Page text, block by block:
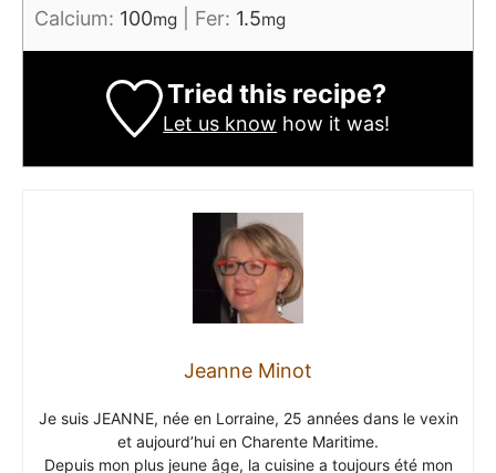
Calcium: 100mg Fer: 1.5mg
Tried this recipe?
Let us know how it was!
Jeanne Minot
Je suis JEANNE, née en Lorraine, 25 années dans le vexin
et aujourd’hui en Charente Maritime.
Depuis mon plus jeune âge, la cuisine a toujours été mon